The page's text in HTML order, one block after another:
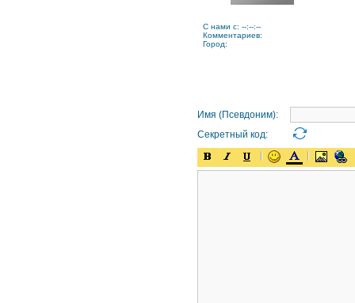
C нами с: --:--:--
Комментариев:
Город:
Имя (Псевдоним):
Секретный код: